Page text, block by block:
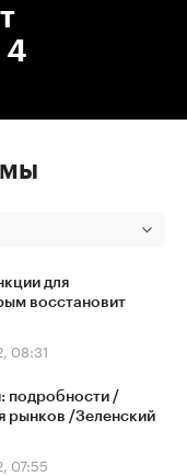
4
для
восстановит
08:31
подробности /
рынков /Зеленский
07:55